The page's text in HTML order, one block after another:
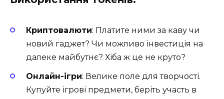
Криптовалюти: Платите ними за каву чи
новий гаджет? Чи можливо інвестиція на
далеке майбутнє? Хіба ж це не круто?
Онлайн-ігри: Велике поле для творчості.
Купуйте ігрові предмети, беріть участь в